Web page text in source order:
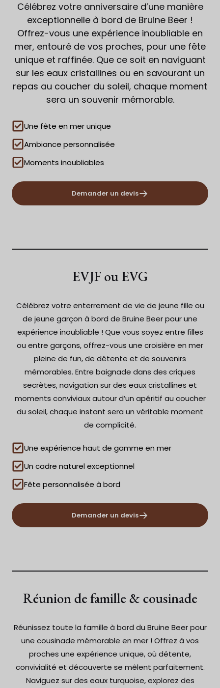
Célébrez votre anniversaire d’une manière
exceptionnelle à bord de Bruine Beer !
Offrez-vous une expérience inoubliable en
mer, entouré de vos proches, pour une fête
unique et raffinée. Que ce soit en naviguant
sur les eaux cristallines ou en savourant un
repas au coucher du soleil, chaque moment
sera un souvenir mémorable.
Une fête en mer unique
Ambiance personnalisée
Moments inoubliables
Demander un devis
EVJF ou EVG
Célébrez votre enterrement de vie de jeune fille ou
de jeune garçon à bord de Bruine Beer pour une
expérience inoubliable ! Que vous soyez entre filles
ou entre garçons, offrez-vous une croisière en mer
pleine de fun, de détente et de souvenirs
mémorables. Entre baignade dans des criques
secrètes, navigation sur des eaux cristallines et
moments conviviaux autour d’un apéritif au coucher
du soleil, chaque instant sera un véritable moment
de complicité.
Une expérience haut de gamme en mer
Un cadre naturel exceptionnel
Fête personnalisée à bord
Demander un devis
Réunion de famille & cousinade
Réunissez toute la famille à bord du Bruine Beer pour
une cousinade mémorable en mer ! Offrez à vos
proches une expérience unique, où détente,
convivialité et découverte se mêlent parfaitement.
Naviguez sur des eaux turquoise, explorez des